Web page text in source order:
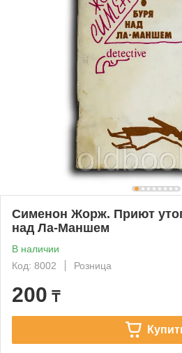
Сименон Жорж. Приют
над Ла-Маншем
В наличии
Код: 8002
Розница
200 ₸